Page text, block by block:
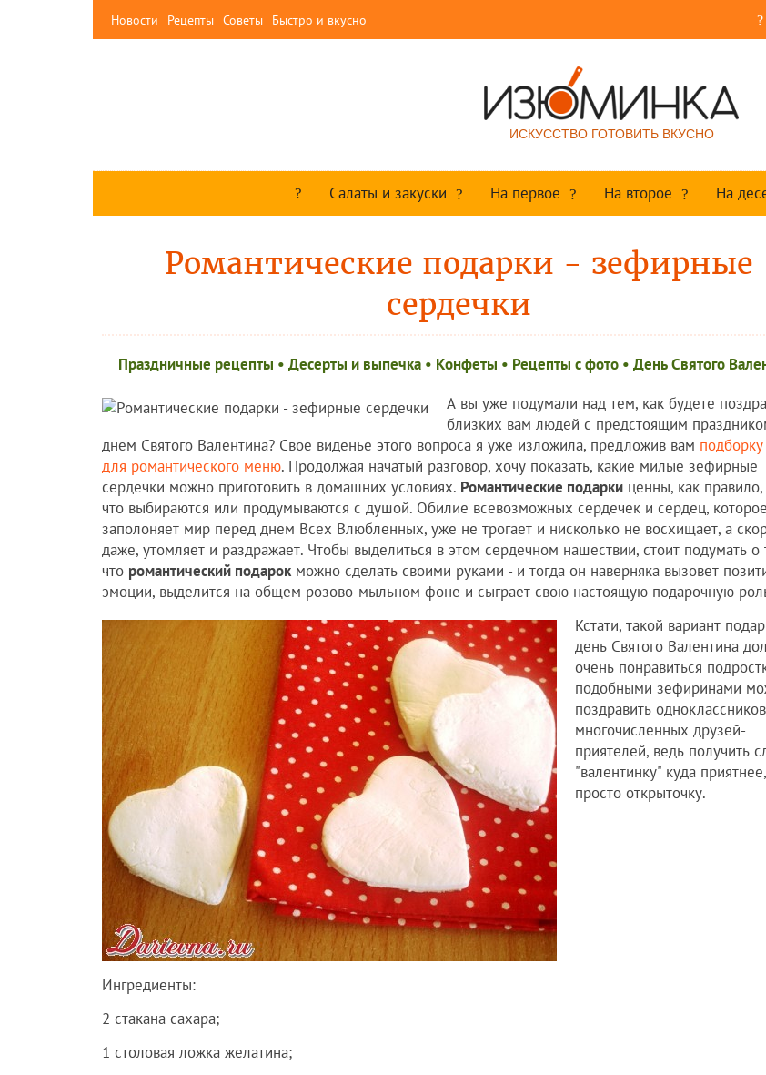
Новости Рецепты Советы Быстро и вкусно
ИСКУССТВО ГОТОВИТЬ ВКУСНО
Салаты и закуски На первое На второе На
Романтические подарки - зефирные
сердечки
Праздничные рецепты • Десерты и выпечка• Конфеты • Рецепты c фото• День Святого
А вы уже подумали над тем, как будете
близких вам людей с предстоящим
днем Святого Валентина? Свое виденье этого вопроса я уже изложила, предложив вам
для романтического меню. Продолжая начатый разговор, хочу показать, какие милые зефирные
сердечки можно приготовить в домашних условиях. Романтические подарки ценны, как
что выбираются или продумываются с душой. Обилие всевозможных сердечек и сердец, которое
заполоняет мир перед днем Всех Влюбленных, уже не трогает и нисколько не восхищает, а
даже, утомляет и раздражает. Чтобы выделиться в этом сердечном нашествии, стоит подумать о
что романтический подарокможно сделать своими руками - и тогда он наверняка вызовет
эмоции, выделится на общем розово-мыльном фоне и сыграет свою настоящую подарочную
Кстати, такой вариант
день Святого Валентина
очень понравиться
подобными зефиринами
поздравить
многочисленных друзей-
приятелей, ведь получить
"валентинку" куда
просто открыточку.
Ингредиенты:
2 стакана сахара;
1 столовая ложка желатина;